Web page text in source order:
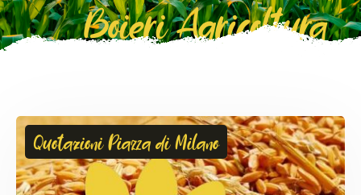
Boieri Agricoltura
Quotazioni Piazza di Milano